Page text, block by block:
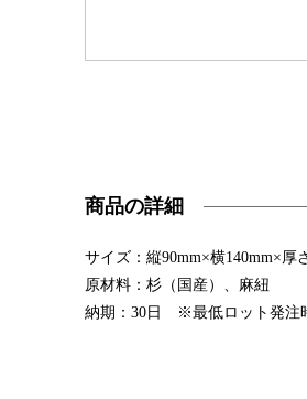
商品の詳細
サイズ：縦90mm×横140mm×厚
原材料：杉（国産）、麻紐
納期：30日 ※最低ロット発注